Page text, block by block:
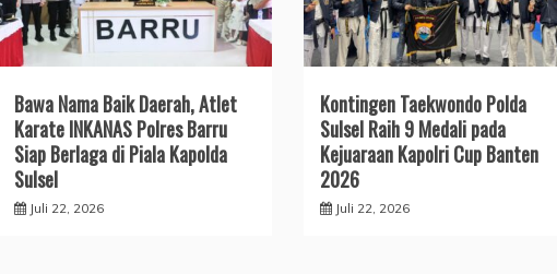
​Bawa Nama Baik Daerah, Atlet
Karate INKANAS Polres Barru
Siap Berlaga di Piala Kapolda
Sulsel
Juli 22, 2026
Kontingen Taekwondo Polda
Sulsel Raih 9 Medali pada
Kejuaraan Kapolri Cup Banten
2026
Juli 22, 2026